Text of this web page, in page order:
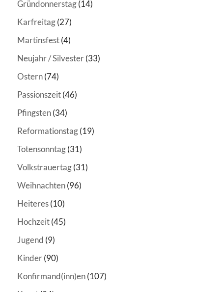
Gründonnerstag(14)
Karfreitag(27)
Martinsfest(4)
Neujahr / Silvester(33)
Ostern(74)
Passionszeit(46)
Pfingsten(34)
Reformationstag(19)
Totensonntag(31)
Volkstrauertag(31)
Weihnachten(96)
Heiteres(10)
Hochzeit(45)
Jugend (9)
Kinder(90)
Konfirmand(inn)en(107)